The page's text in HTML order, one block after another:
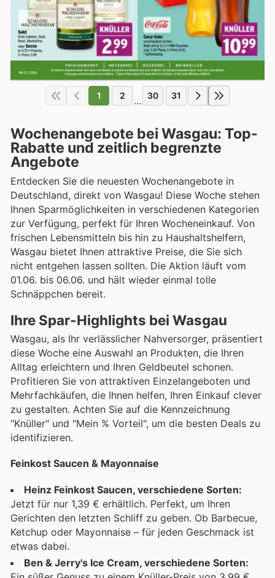
1 2 ... 30 31
Wochenangebote bei Wasgau: Top-
Rabatte und zeitlich begrenzte
Angebote
Entdecken Sie die neuesten Wochenangebote in
Deutschland, direkt von Wasgau! Diese Woche stehen
Ihnen Sparmöglichkeiten in verschiedenen Kategorien
zur Verfügung, perfekt für Ihren Wocheneinkauf. Von
frischen Lebensmitteln bis hin zu Haushaltshelfern,
Wasgau bietet Ihnen attraktive Preise, die Sie sich
nicht entgehen lassen sollten. Die Aktion läuft vom
01.06. bis 06.06. und hält wieder einmal tolle
Schnäppchen bereit.
Ihre Spar-Highlights bei Wasgau
Wasgau, als Ihr verlässlicher Nahversorger, präsentiert
diese Woche eine Auswahl an Produkten, die Ihren
Alltag erleichtern und Ihren Geldbeutel schonen.
Profitieren Sie von attraktiven Einzelangeboten und
Mehrfachkäufen, die Ihnen helfen, Ihren Einkauf clever
zu gestalten. Achten Sie auf die Kennzeichnung
"Knüller" und "Mein % Vorteil", um die besten Deals zu
identifizieren.
Feinkost Saucen & Mayonnaise
Heinz Feinkost Saucen, verschiedene Sorten:
Jetzt für nur 1,39 € erhältlich. Perfekt, um Ihren
Gerichten den letzten Schliff zu geben. Ob Barbecue,
Ketchup oder Mayonnaise – für jeden Geschmack ist
etwas dabei.
Ben & Jerry's Ice Cream, verschiedene Sorten: